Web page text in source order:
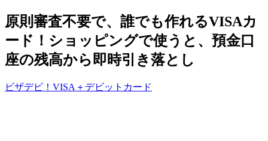
原則審査不要で、誰でも作れるVISAカ
ード！ショッピングで使うと、預金口
座の残高から即時引き落とし
ビザデビ！VISA＋デビットカード